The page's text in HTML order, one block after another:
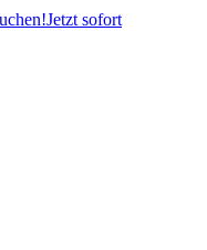
Jetzt sofort